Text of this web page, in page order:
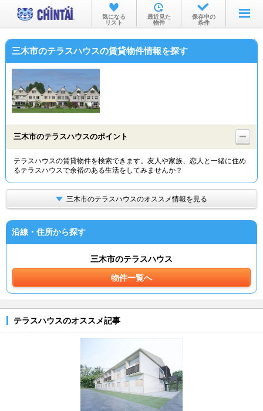
お部屋を探す
沿線・駅から
物件特集から
TOP
気になる
リスト
最近見た
物件
保存中の
条件
三木市のテラスハウスの賃貸物件情報を探す
三木市のテラスハウスのポイント
テラスハウスの賃貸物件を検索できます。友人や家族、恋人と一緒に住め
るテラスハウスで余裕のある生活をしてみませんか？
三木市のテラスハウスのオススメ情報を見る
沿線・住所から探す
三木市のテラスハウス
物件一覧へ
テラスハウスのオススメ記事